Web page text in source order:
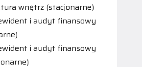
wnętrz (stacjonarne)
i audyt finansowy
i audyt finansowy